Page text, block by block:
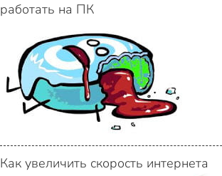
работать на ПК
Как увеличить скорость интернета